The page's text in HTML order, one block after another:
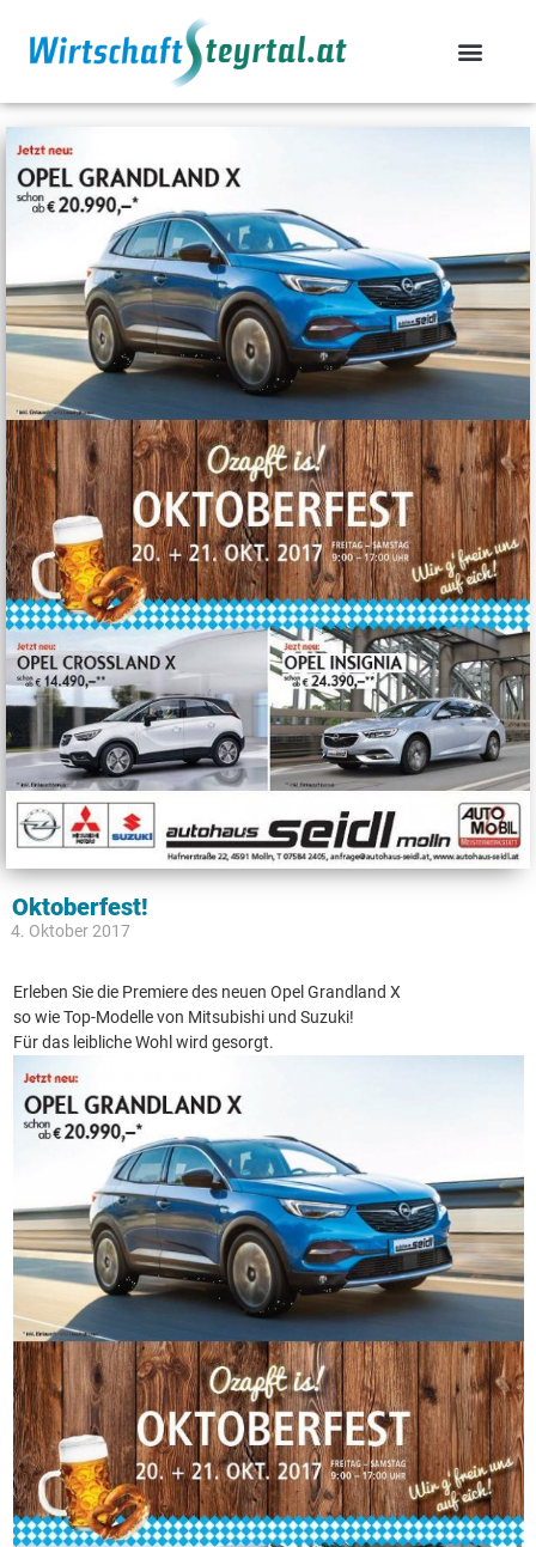
Oktoberfest!
4. Oktober 2017
Erleben Sie die Premiere des neuen Opel Grandland X
so wie Top-Modelle von Mitsubishi und Suzuki!
Für das leibliche Wohl wird gesorgt.